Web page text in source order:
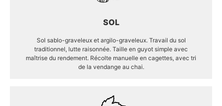
SOL
Sol sablo-graveleux et argilo-graveleux. Travail du sol
traditionnel, lutte raisonnée. Taille en guyot simple avec
maîtrise du rendement. Récolte manuelle en cagettes, avec tri
de la vendange au chai.